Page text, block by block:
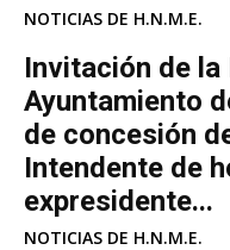
NOTICIAS DE H.N.M.E.
Invitación de la
Ayuntamiento
de concesión
Intendente de
expresidente...
NOTICIAS DE H.N.M.E.